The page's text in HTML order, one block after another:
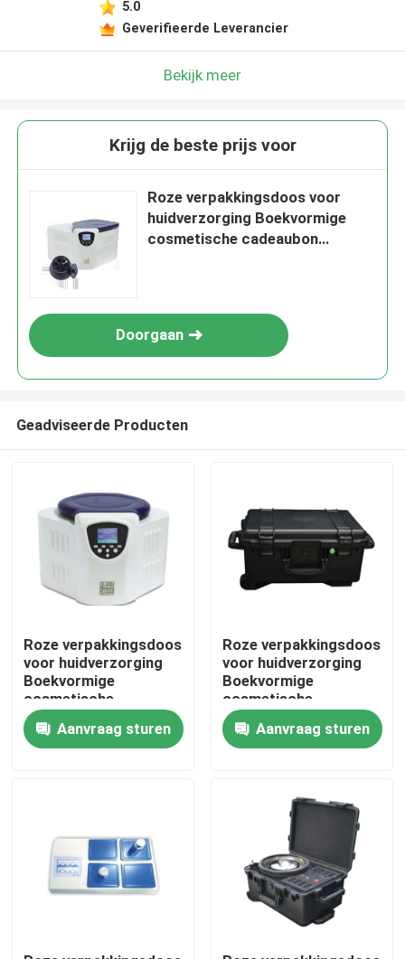
Huis
Producten
Videos
5.0
Geverifieerde Leverancier
Bekijk meer
Krijg de beste prijs voor
Roze verpakkingsdoos voor
huidverzorging Boekvormige
cosmetische cadeaubon
Doorgaan
Geadviseerde Producten
Roze verpakkingsdoos
voor huidverzorging
Boekvormige
cosmetische
cadeaubon
Magnetische papieren
doos voor
Aanvraag sturen
Roze verpakkingsdoos
voor huidverzorging
Boekvormige
cosmetische
cadeaubon
Magnetische papieren
doos voor
met invoegplaat
Aanvraag sturen